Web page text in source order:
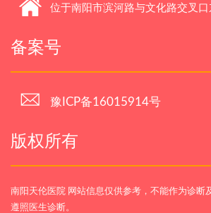
位于南阳市滨河路与文化路交叉口
备案号
豫ICP备16015914号
版权所有
南阳天伦医院 网站信息仅供参考，不能作为诊断
遵照医生诊断。